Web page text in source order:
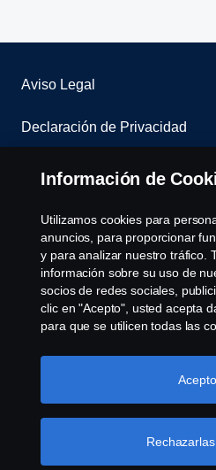
Aviso Legal
Declaración de Privacidad
Contáctenos
Sistema de denuncias
Política de Cookies
Cookie settings
© Copyright Scania 2026 All rights
CV AB (publ), SE-151 87
Información de
Utilizamos cookies para
anuncios, para proporcionar
y para analizar nuestro tráfico.
información sobre su uso de
socios de redes sociales,
clic en "Acepto", usted acepta
para que se utilicen todas las
haciendo clic en "Configuración
seleccionando las categorías
Más
Acepto